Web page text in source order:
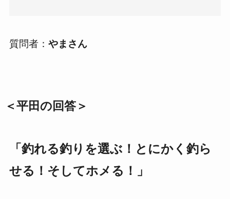
質問者： やまさん
＜平田の回答＞
「釣れる釣りを選ぶ！とにかく釣ら
せる！そしてホメる！」